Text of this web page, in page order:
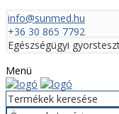
info@sunmed.hu
+36 30 865 7792
Egészségügyi
Menü